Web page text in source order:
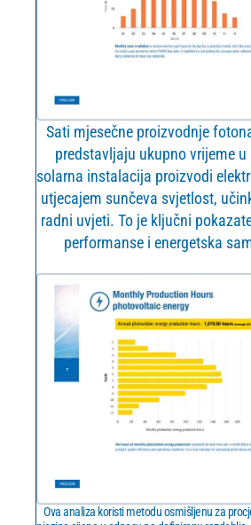
Sati mjesečne proizvodnje
predstavljaju ukupno vrijeme u
solarna instalacija proizvodi
utjecajem sunčeva svjetlost,
radni uvjeti. To je ključni
performanse i energetska
Ova analiza koristi metodu osmišljenu za